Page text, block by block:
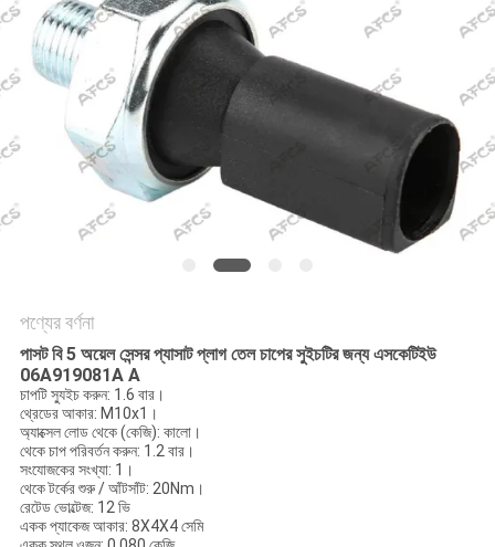
উদ্ধৃতি
অনুরোধ
করুন
সাইট
ম্যাপ
নীতি
পণ্যের বর্ণনা
পাসট বি 5 অয়েল সেন্সর প্যাসাট প্লাগ তেল চাপের সুইচটির জন্য এসকেটিইউ
06A919081A A
চাপটি স্যুইচ করুন: 1.6 বার।
থ্রেডের আকার: M10x1।
অ্যাক্সেল লোড থেকে (কেজি): কালো।
থেকে চাপ পরিবর্তন করুন: 1.2 বার।
সংযোজকের সংখ্যা: 1।
থেকে টর্কের শুরু / আঁটসাঁট: 20Nm।
রেটেড ভোল্টেজ: 12 ভি
একক প্যাকেজ আকার: 8X4X4 সেমি